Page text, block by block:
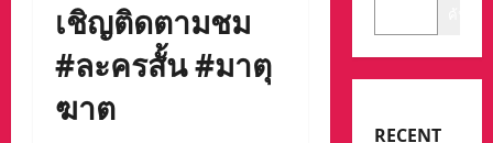
เชิญติดตามชม
#ละครสั้น #มาตุ
ฆาต
RECENT